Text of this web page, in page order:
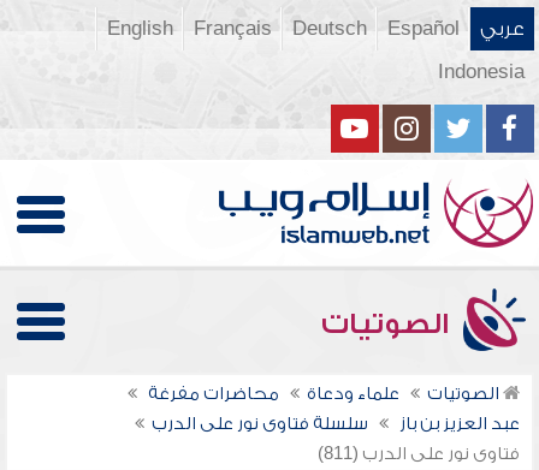
عربي Español
Deutsch
Français
English
Indonesia
الصوتيات
الصوتيات علماء ودعاة
محاضرات مفرغة
عبد العزيز بن باز
سلسلة فتاوى نور على الدرب
فتاوى نور على الدرب (811)